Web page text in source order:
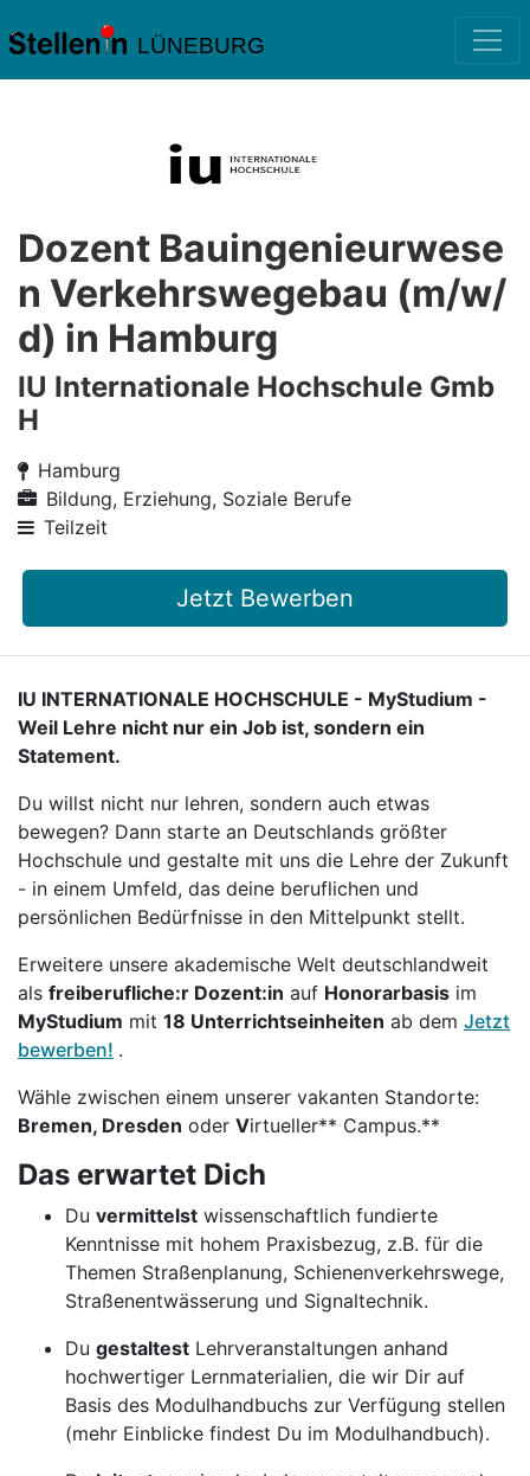
LÜNEBURG
Dozent Bauingenieurwese
n Verkehrswegebau (m/w/
d) in Hamburg
IU Internationale Hochschule Gmb
H
Hamburg
Bildung, Erziehung, Soziale Berufe
Teilzeit
Jetzt Bewerben
IU INTERNATIONALE HOCHSCHULE - MyStudium -
Weil Lehre nicht nur ein Job ist, sondern ein
Statement.
Du willst nicht nur lehren, sondern auch etwas
bewegen? Dann starte an Deutschlands größter
Hochschule und gestalte mit uns die Lehre der Zukunft
- in einem Umfeld, das deine beruflichen und
persönlichen Bedürfnisse in den Mittelpunkt stellt.
Erweitere unsere akademische Welt deutschlandweit
als freiberufliche:r Dozent:in auf Honorarbasis im
MyStudium mit 18 Unterrichtseinheiten ab dem Jetzt
bewerben! .
Wähle zwischen einem unserer vakanten Standorte:
Bremen, Dresden oder Virtueller** Campus.**
Das erwartet Dich
Du vermittelst wissenschaftlich fundierte
Kenntnisse mit hohem Praxisbezug, z.B. für die
Themen Straßenplanung, Schienenverkehrswege,
Straßenentwässerung und Signaltechnik.
Du gestaltest Lehrveranstaltungen anhand
hochwertiger Lernmaterialien, die wir Dir auf
Basis des Modulhandbuchs zur Verfügung stellen
(mehr Einblicke findest Du im Modulhandbuch).